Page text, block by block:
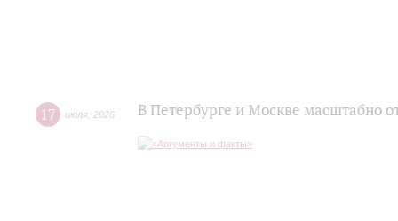
17 июля 2026 В Петербурге и Москве масштабно